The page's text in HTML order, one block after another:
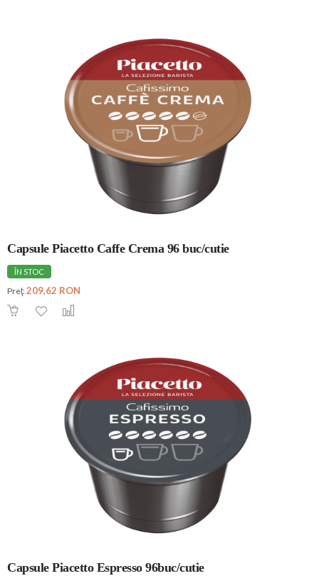
Capsule Piacetto Caffe Crema 96 buc/cutie
ÎN STOC
Preţ:209,62 RON
Capsule Piacetto Espresso 96buc/cutie